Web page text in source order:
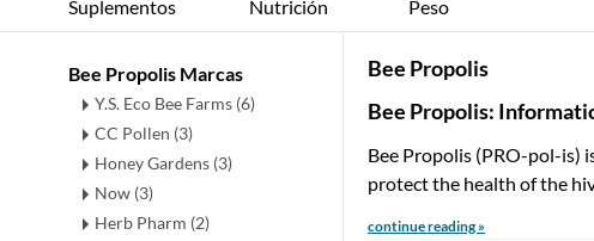
Suplementos
Nutrición
Peso
Bee Propolis Marcas
Y.S. Eco Bee Farms (6)
CC Pollen (3)
Honey Gardens (3)
Now (3)
Herb Pharm (2)
Bee Propolis
Bee Propolis:
Bee Propolis (PRO-pol-is)
protect the health of the
continue reading »